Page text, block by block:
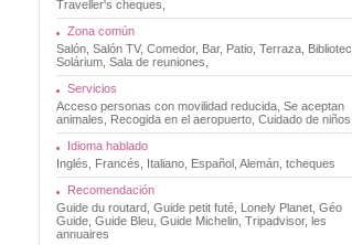
Traveller's cheques,
Zona común
Salón, Salón TV, Comedor, Bar, Patio, Terraza,
Solárium, Sala de reuniones,
Servicios
Acceso personas con movilidad reducida, Se aceptan
animales, Recogida en el aeropuerto, Cuidado de niños,
Idioma hablado
Inglés, Francés, Italiano, Español, Alemán, tcheques
Recomendación
Guide du routard, Guide petit futé, Lonely Planet, Géo
Guide, Guide Bleu, Guide Michelin, Tripadvisor, les
annuaires